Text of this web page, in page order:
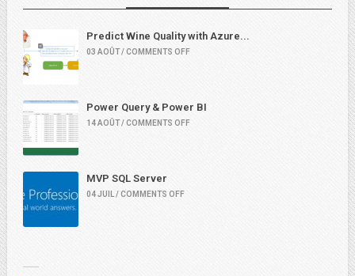
Predict Wine Quality with Azure...
03 AOÛT / COMMENTS OFF
Power Query & Power BI
14 AOÛT / COMMENTS OFF
MVP SQL Server
04 JUIL / COMMENTS OFF